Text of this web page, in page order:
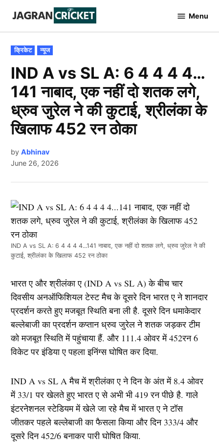
content
Cricket
Menu
POSTED
IN
क्रिकेट न्यूज
IND A vs SL A: 6 4 4 4 4…
141 नाबाद, एक नहीं दो शतक लगे,
ध्रुव जुरेल ने की कुटाई, श्रीलंका के
खिलाफ 452 रन ठोका
by Abhinav
June 26, 2026
IND A vs SL A: 6 4 4 4 4...141 नाबाद, एक नहीं दो शतक लगे, ध्रुव जुरेल ने की
कुटाई, श्रीलंका के खिलाफ 452 रन ठोका
भारत ए और श्रीलंका ए (IND A vs SL A) के बीच चार
दिवसीय अनऑफिशियल टेस्ट मैच के दूसरे दिन भारत ए ने शानदार
प्रदर्शन करते हुए मजबूत स्थिति बना ली है. दूसरे दिन धमाकेदार
बल्लेबाजी का प्रदर्शन कप्तान ध्रुव जुरेल ने शतक जड़कर टीम
को मजबूत स्थिति में पहुंचाया हैं. और 111.4 ओवर में 452रन 6
विकेट पर इंडिया ए पहला इनिंग्स घोषित कर दिया.
IND A vs SL A मैच में श्रीलंका ए ने दिन के अंत में 8.4 ओवर
में 33/1 पर खेलते हुए भारत ए से अभी भी 419 रन पीछे है. गाले
इंटरनेशनल स्टेडियम में खेले जा रहे मैच में भारत ए ने टॉस
जीतकर पहले बल्लेबाजी का फैसला किया और दिन 333/4 और
दूसरे दिन 452/6 बनाकर पारी घोषित किया.